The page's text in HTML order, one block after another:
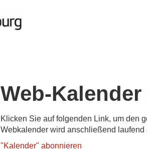
Web-
Klicken Sie auf folgenden Link, um den
Webkalender wird anschließend laufend
"Kalender" abonnieren